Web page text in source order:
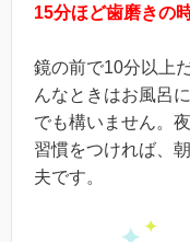
15分ほど歯磨きの
鏡の前で10分以上
んなときはお風呂
でも構いません。
習慣をつければ、
夫です。